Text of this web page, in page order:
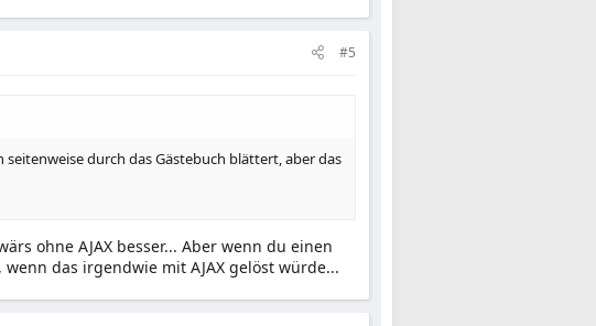
#5
seitenweise durch das Gästebuch blättert, aber das
ohne AJAX besser... Aber wenn du einen
das irgendwie mit AJAX gelöst würde...